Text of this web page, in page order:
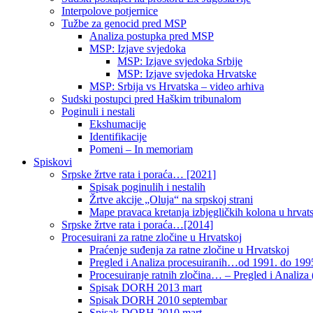
Interpolove potjernice
Tužbe za genocid pred MSP
Analiza postupka pred MSP
MSP: Izjave svjedoka
MSP: Izjave svjedoka Srbije
MSP: Izjave svjedoka Hrvatske
MSP: Srbija vs Hrvatska – video arhiva
Sudski postupci pred Haškim tribunalom
Poginuli i nestali
Ekshumacije
Identifikacije
Pomeni – In memoriam
Spiskovi
Srpske žrtve rata i poraća… [2021]
Spisak poginulih i nestalih
Žrtve akcije „Oluja“ na srpskoj strani
Mape pravaca kretanja izbjegličkih kolona u
Srpske žrtve rata i poraća…[2014]
Procesuirani za ratne zločine u Hrvatskoj
Praćenje suđenja za ratne zločine u Hrvatskoj
Pregled i Analiza procesuiranih…od 1991. do
Procesuiranje ratnih zločina… – Pregled i Analiza
Spisak DORH 2013 mart
Spisak DORH 2010 septembar